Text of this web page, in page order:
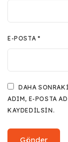
E-POSTA *
DAHA
ADIM, E-POSTA
KAYDEDILSIN.